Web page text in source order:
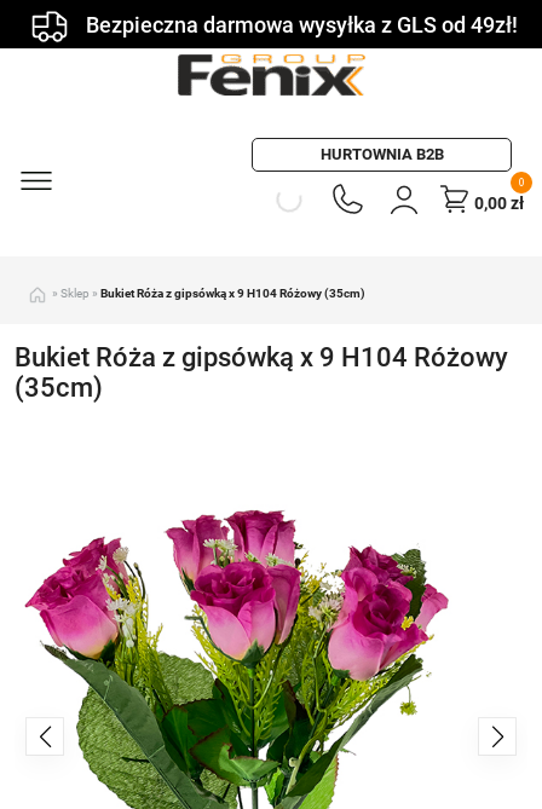
Bezpieczna darmowa wysyłka z GLS od 49zł!
HURTOWNIA B2B
0
0,00zł
» Sklep » Bukiet Róża z gipsówką x 9 H104 Różowy (35cm)
Bukiet Róża z gipsówką x 9 H104 Różowy
(35cm)